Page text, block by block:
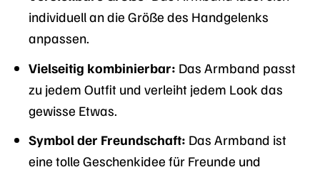
individuell an die Größe des Handgelenks
anpassen.
Vielseitig kombinierbar: Das Armband passt
zu jedem Outfit und verleiht jedem Look das
gewisse Etwas.
Symbol der Freundschaft: Das Armband ist
eine tolle Geschenkidee für Freunde und